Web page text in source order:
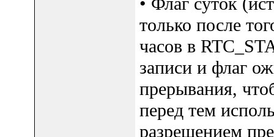
только после
часов в
записи и флаг
прерывания,
перед тем
разрешением